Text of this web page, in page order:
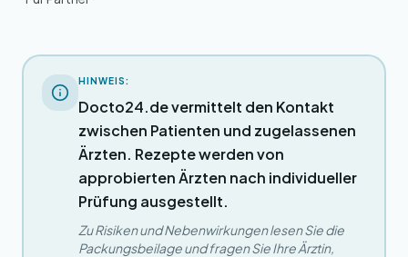
HINWEIS:
Docto24.de vermittelt den Kontakt
zwischen Patienten und zugelassenen
Ärzten. Rezepte werden von
approbierten Ärzten nach individueller
Prüfung ausgestellt.
Zu Risiken und Nebenwirkungen lesen Sie die
Packungsbeilage und fragen Sie Ihre Ärztin,